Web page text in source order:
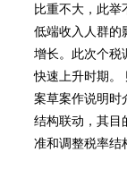
比重不大，此
低端收入人群的
增长。此次个税
快速上升时期。
案草案作说明时
结构联动，其目
准和调整税率结